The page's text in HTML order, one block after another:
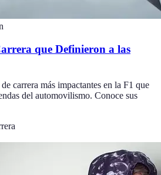
que Definieron a las
carrera más impactantes en la F1 que
del automovilismo. Conoce sus